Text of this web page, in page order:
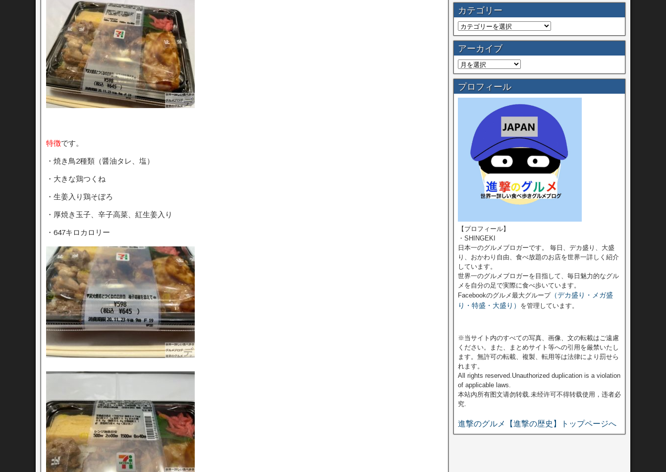
特徴です。
・焼き鳥2種類（醤油タレ、塩）
・大きな鶏つくね
・生姜入り鶏そぼろ
・厚焼き玉子、辛子高菜、紅生姜入り
・647キロカロリー
カテゴリー
アーカイブ
プロフィール
【プロフィール】
・SHINGEKI
日本一のグルメブロガーです。 毎日、デカ盛り、大盛
り、おかわり自由、食べ放題のお店を世界一詳しく紹介
しています。
世界一のグルメブロガーを目指して、毎日魅力的なグル
メを自分の足で実際に食べ歩いています。
Facebookのグルメ最大グループ（デカ盛り・メガ盛
り・特盛・大盛り） を管理しています。
※当サイト内のすべての写真、画像、文の転載はご遠慮
ください。また、まとめサイト等への引用を厳禁いたし
ます。無許可の転載、複製、転用等は法律により罰せら
れます。
All rights reserved.Unauthorized duplication is a violation
of applicable laws.
本站內所有图文请勿转载.未经许可不得转载使用，违者必
究.
進撃のグルメ【進撃の歴史】トップページへ